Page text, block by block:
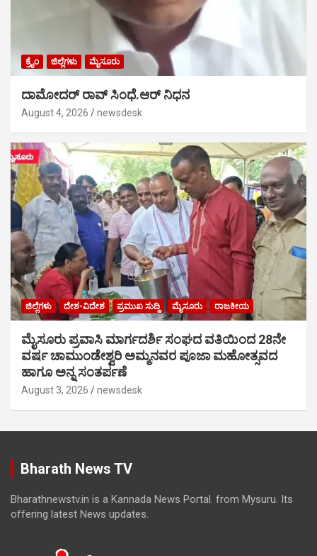
ಕ್ರೈಂ ಜಿಲ್ಲೆಗಳು ಮೈಸೂರು
ದಾಮೋದರ್ ರಾವ್ ಸಿಂಧೆ.ಆರ್ ನಿಧನ
August 4, 2026 newsdesk
ಜಿಲ್ಲೆಗಳು ದೇಶ-ವಿದೇಶ ಪ್ರಮುಖ ಸುದ್ದಿ ಮೈಸೂರು ರಾಜಕೀಯ
ಮೈಸೂರು ಪ್ರವಾಸಿ ಮಾರ್ಗದರ್ಶಿ ಸಂಘದ ವತಿಯಿಂದ 28ನೇ
ವರ್ಷ ಚಾಮುಂಡೇಶ್ವರಿ ಅಮ್ಮನವರ ಪೂಜಾ ಮಹೋತ್ಸವದ
ಹಾಗೂ ಅನ್ನ ಸಂತರ್ಪಣೆ
August 3, 2026 newsdesk
Bharath News TV
Bharathnewstv.in is a Kannada News Portal. from Mysuru. Its
offering latest News updates.